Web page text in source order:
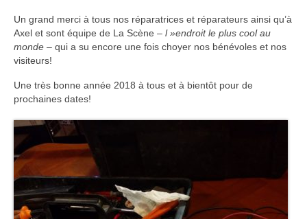
Contact
Un grand merci à tous nos réparatrices et réparateurs ainsi qu’à
Axel et sont équipe de La Scène – l »endroit le plus cool au
monde – qui a su encore une fois choyer nos bénévoles et nos
visiteurs!
Une très bonne année 2018 à tous et à bientôt pour de
prochaines dates!